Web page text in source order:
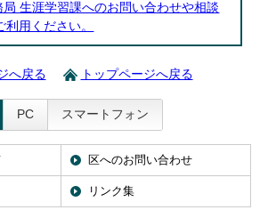
生涯学習課へのお問い合わせや相談
用ください。
へ戻る トップページへ戻る
PC スマートフォン
区へのお問い合わせ
リンク集